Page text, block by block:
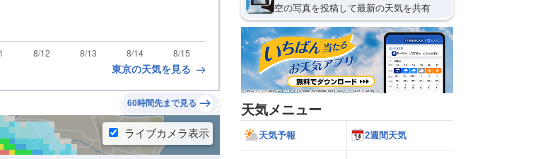
東京の天気を見る
60時間先まで見る
空の写真を投稿して最新の天気を共有
天気メニュー
天気予報 2週間天気